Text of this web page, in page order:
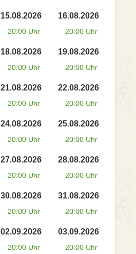
15.08.2026
20:00 Uhr
16.08.2026
20:00 Uhr
18.08.2026
20:00 Uhr
19.08.2026
20:00 Uhr
21.08.2026
20:00 Uhr
22.08.2026
20:00 Uhr
24.08.2026
20:00 Uhr
25.08.2026
20:00 Uhr
27.08.2026
20:00 Uhr
28.08.2026
20:00 Uhr
30.08.2026
20:00 Uhr
31.08.2026
20:00 Uhr
02.09.2026
20:00 Uhr
03.09.2026
20:00 Uhr